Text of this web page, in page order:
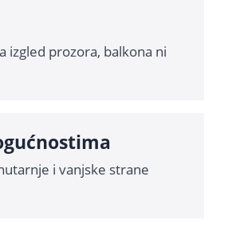
izgled prozora, balkona ni
i vanjske strane